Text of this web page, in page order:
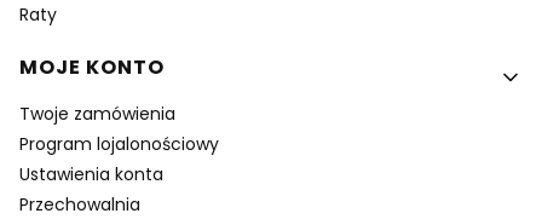
Raty
MOJE KONTO
Twoje zamówienia
Program lojalonościowy
Ustawienia konta
Przechowalnia